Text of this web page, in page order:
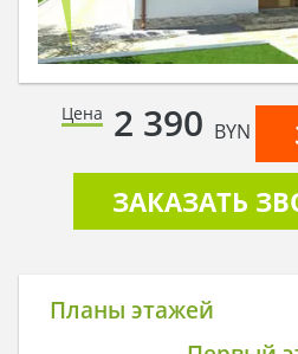
Цена 2 390 BYN
ЗАКАЗАТЬ
Планы этажей